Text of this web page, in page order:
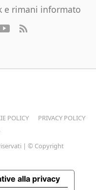
e rimani informato
POLICY
PRIVACY POLICY
| © Copyright
alla privacy